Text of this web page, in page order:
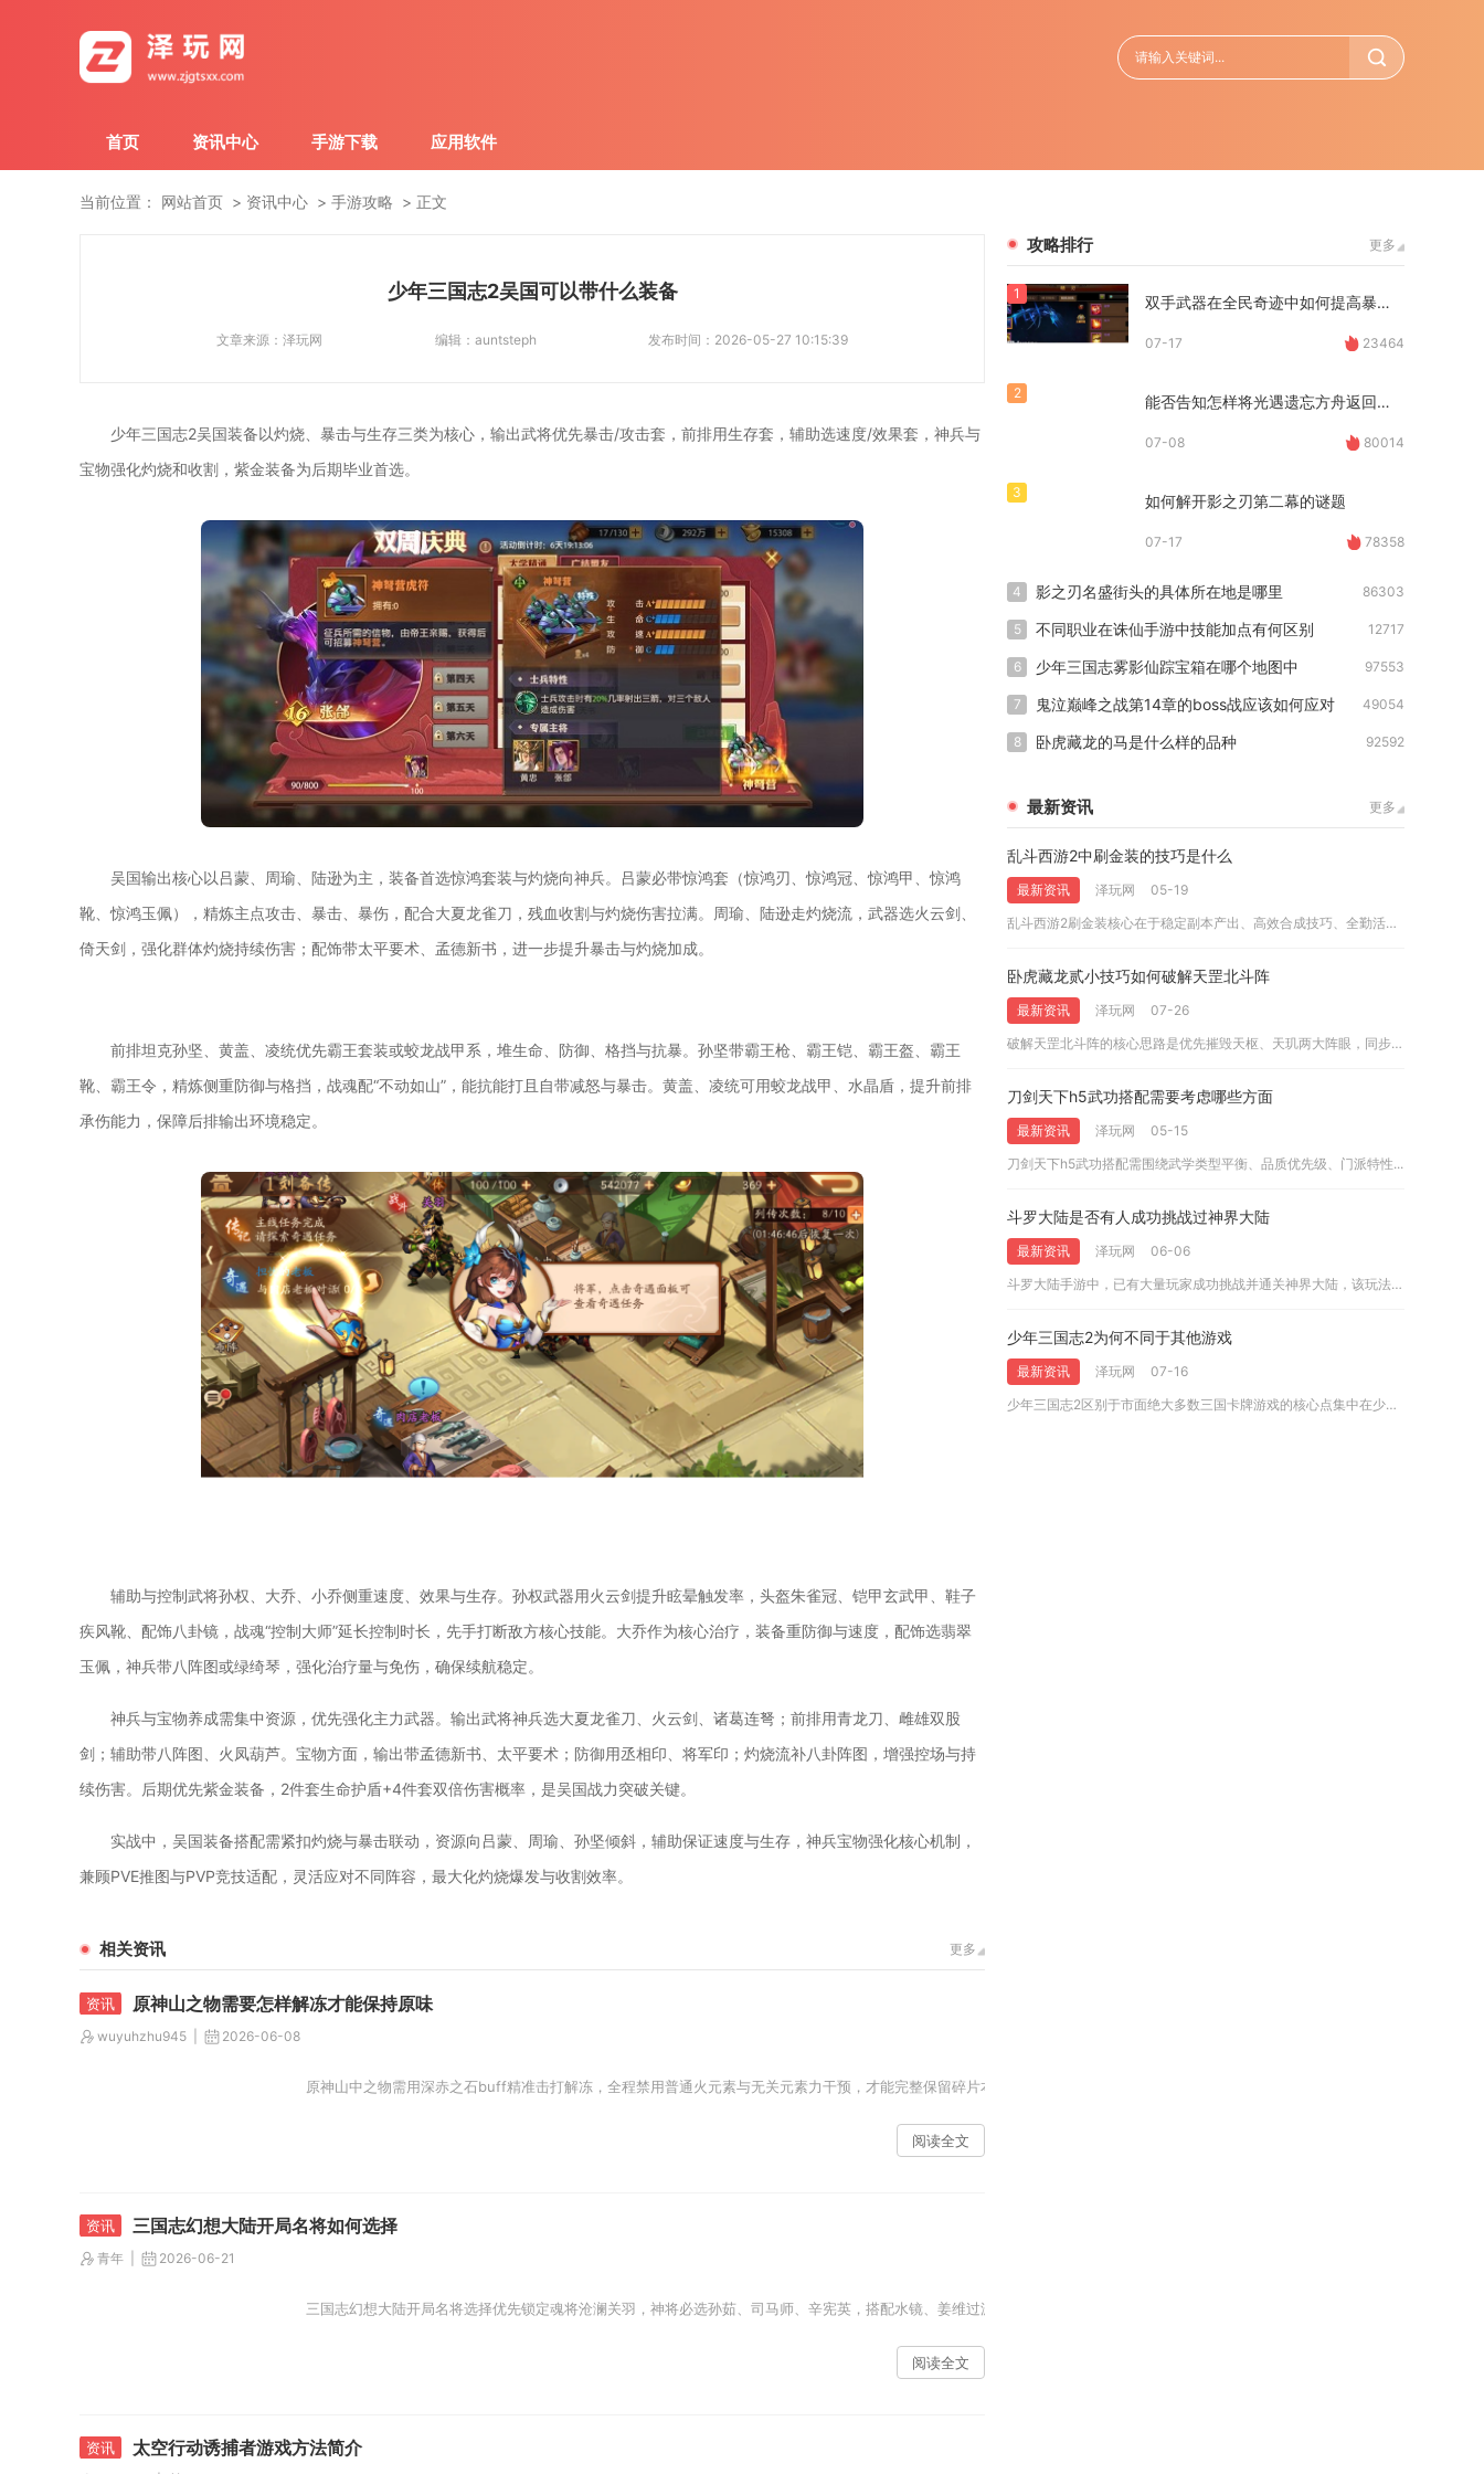
首页 资讯中心 手游下载 应用软件
当前位置： 网站首页 资讯中心 手游攻略 正文
少年三国志2吴国可以带什么装备
文章来源： 泽玩网 编辑： auntsteph 发布时间： 2026-05-27 10:15:39
少年三国志2吴国装备以灼烧、暴击与生存三类为核心，输出武将优先暴击/攻击套，前排用生存套，辅助选速度/效果套，神兵与
宝物强化灼烧和收割，紫金装备为后期毕业首选。
吴国输出核心以吕蒙、周瑜、陆逊为主，装备首选惊鸿套装与灼烧向神兵。吕蒙必带惊鸿套（惊鸿刃、惊鸿冠、惊鸿甲、惊鸿
靴、惊鸿玉佩），精炼主点攻击、暴击、暴伤，配合大夏龙雀刀，残血收割与灼烧伤害拉满。周瑜、陆逊走灼烧流，武器选火云剑、
倚天剑，强化群体灼烧持续伤害；配饰带太平要术、孟德新书，进一步提升暴击与灼烧加成。
前排坦克孙坚、黄盖、凌统优先霸王套装或蛟龙战甲系，堆生命、防御、格挡与抗暴。孙坚带霸王枪、霸王铠、霸王盔、霸王
靴、霸王令，精炼侧重防御与格挡，战魂配“不动如山”，能抗能打且自带减怒与暴击。黄盖、凌统可用蛟龙战甲、水晶盾，提升前排
承伤能力，保障后排输出环境稳定。
辅助与控制武将孙权、大乔、小乔侧重速度、效果与生存。孙权武器用火云剑提升眩晕触发率，头盔朱雀冠、铠甲玄武甲、鞋子
疾风靴、配饰八卦镜，战魂“控制大师”延长控制时长，先手打断敌方核心技能。大乔作为核心治疗，装备重防御与速度，配饰选翡翠
玉佩，神兵带八阵图或绿绮琴，强化治疗量与免伤，确保续航稳定。
神兵与宝物养成需集中资源，优先强化主力武器。输出武将神兵选大夏龙雀刀、火云剑、诸葛连弩；前排用青龙刀、雌雄双股
剑；辅助带八阵图、火凤葫芦。宝物方面，输出带孟德新书、太平要术；防御用丞相印、将军印；灼烧流补八卦阵图，增强控场与持
续伤害。后期优先紫金装备，2件套生命护盾+4件套双倍伤害概率，是吴国战力突破关键。
实战中，吴国装备搭配需紧扣灼烧与暴击联动，资源向吕蒙、周瑜、孙坚倾斜，辅助保证速度与生存，神兵宝物强化核心机制，
兼顾PVE推图与PVP竞技适配，灵活应对不同阵容，最大化灼烧爆发与收割效率。
相关资讯 更多
原神山之物需要怎样解冻才能保持原味
wuyuhzhu945 2026-06-08
原神山中之物需用深赤之石buff精准击打解冻，全程禁用普通火元素与无关元素力干预，才能完整保留碎片本源能量与任务原味，避免机制异常或奖励缺失。山中之物的三块远古坚冰碎
阅读全文
三国志幻想大陆开局名将如何选择
青年 2026-06-21
三国志幻想大陆开局名将选择优先锁定魂将沧澜关羽，神将必选孙茹、司马师、辛宪英，搭配水镜、姜维过渡，兼顾开荒推图、竞技场与后期转型，零氪与氪金玩家均适用。魂将是开局
阅读全文
太空行动诱捕者游戏方法简介
攻略排行 更多
1 双手武器在全民奇迹中如何提高暴击几率
07-17 23464
2 能否告知怎样将光遇遗忘方舟返回墓土
07-08 80014
3 如何解开影之刃第二幕的谜题
07-17 78358
4 影之刃名盛街头的具体所在地是哪里 86303
5 不同职业在诛仙手游中技能加点有何区别 12717
6 少年三国志雾影仙踪宝箱在哪个地图中 97553
7 鬼泣巅峰之战第14章的boss战应该如何应对 49054
8 卧虎藏龙的马是什么样的品种 92592
最新资讯 更多
乱斗西游2中刷金装的技巧是什么
最新资讯 泽玩网
05-19
乱斗西游2刷金装核心在于稳定副本产出、高效合成技巧、全勤活动...
卧虎藏龙贰小技巧如何破解天罡北斗阵
最新资讯 泽玩网
07-26
破解天罡北斗阵的核心思路是优先摧毁天枢、天玑两大阵眼，同步用...
刀剑天下h5武功搭配需要考虑哪些方面
最新资讯 泽玩网
05-15
刀剑天下h5武功搭配需围绕武学类型平衡、品质优先级、门派特性...
斗罗大陆是否有人成功挑战过神界大陆
最新资讯 泽玩网
06-06
斗罗大陆手游中，已有大量玩家成功挑战并通关神界大陆，该玩法并...
少年三国志2为何不同于其他游戏
最新资讯 泽玩网
07-16
少年三国志2区别于市面绝大多数三国卡牌游戏的核心点集中在少年...